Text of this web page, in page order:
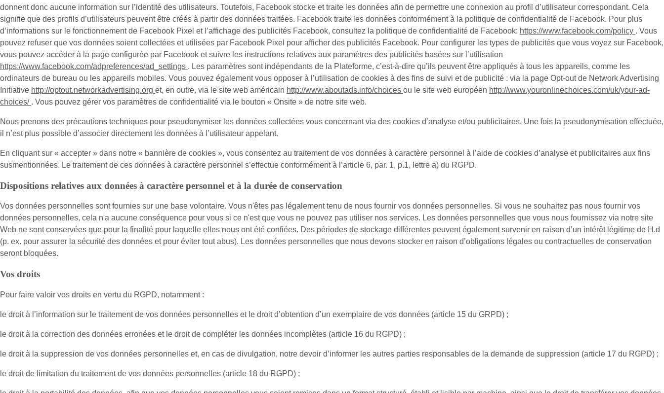
donnent donc aucune information sur l’identité des utilisateurs. Toutefois, Facebook stocke et traite les données afin de permettre une connexion au profil d’utilisateur correspondant. Cela
signifie que des profils d’utilisateurs peuvent être créés à partir des données traitées. Facebook traite les données conformément à la politique de confidentialité de Facebook. Pour plus
d’informations sur le fonctionnement de Facebook Pixel et l’affichage des publicités Facebook, consultez la politique de confidentialité de Facebook: https://www.facebook.com/policy . Vous
pouvez refuser que vos données soient collectées et utilisées par Facebook Pixel pour afficher des publicités Facebook. Pour configurer les types de publicités que vous voyez sur Facebook,
vous pouvez accéder à la page configurée par Facebook et suivre les instructions relatives aux paramètres des publicités basées sur l’utilisation
https://www.facebook.com/adpreferences/ad_settings . Les paramètres sont indépendants de la Plateforme, c’est-à-dire qu’ils peuvent être appliqués à tous les appareils, comme les
ordinateurs de bureau ou les appareils mobiles. Vous pouvez également vous opposer à l’utilisation de cookies à des fins de suivi et de publicité : via la page Opt-out de Network Advertising
Initiative http://optout.networkadvertising.org et, en outre, via le site web américain http://www.aboutads.info/choices ou le site web européen http://www.youronlinechoices.com/uk/your-ad-
choices/ . Vous pouvez gérer vos paramètres de confidentialité via le bouton « Onsite » de notre site web.
Nous prenons des précautions techniques pour pseudonymiser les données collectées vous concernant via des cookies d’analyse et/ou publicitaires. Une fois la pseudonymisation effectuée,
il n’est plus possible d’associer directement les données à l’utilisateur appelant.
En cliquant sur « accepter » dans notre « bannière de cookies », vous consentez au traitement de vos données à caractère personnel à l’aide de cookies d’analyse et publicitaires aux fins
susmentionnées. Le traitement de ces données à caractère personnel s’effectue conformément à l’article 6, par. 1, p.1, lettre a) du RGPD.
Dispositions relatives aux données à caractère personnel et à la durée de conservation
Vos données personnelles sont fournies sur une base volontaire. Vous n'êtes pas légalement tenu de nous fournir vos données personnelles. Si vous ne souhaitez pas nous fournir vos
données personnelles, cela n'a aucune conséquence pour vous si ce n'est que vous ne pouvez pas utiliser nos services. Les données personnelles que vous nous fournissez via notre site
Web ne sont conservées que pour la finalité pour laquelle elles nous ont été confiées. Des périodes de stockage différentes peuvent également survenir en raison d’un intérêt légitime de H.d
(p. ex. pour assurer la sécurité des données et pour éviter tout abus). Les données personnelles que nous devons stocker en raison d’obligations légales ou contractuelles de conservation
seront bloquées.
Vos droits
Pour faire valoir vos droits en vertu du RGPD, notamment :
le droit à l’information sur le traitement de vos données personnelles et le droit d’obtention d’un exemplaire de vos données (article 15 du GRPD) ;
le droit à la correction des données erronées et le droit de compléter les données incomplètes (article 16 du RGPD) ;
le droit à la suppression de vos données personnelles et, en cas de divulgation, notre devoir d’informer les autres parties responsables de la demande de suppression (article 17 du RGPD) ;
le droit de limitation du traitement de vos données personnelles (article 18 du RGPD) ;